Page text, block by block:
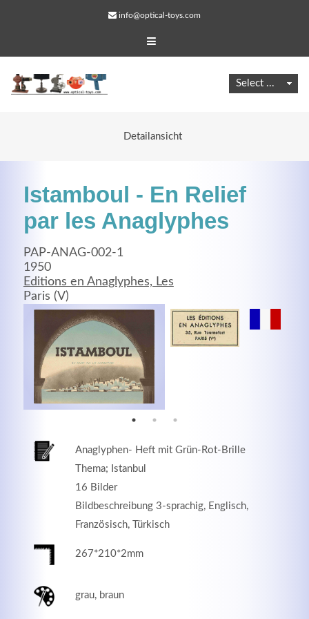
info@optical-toys.com
Detailansicht
Istamboul - En Relief
par les Anaglyphes
PAP-ANAG-002-1
1950
Editions en Anaglyphes, Les
Paris (V)
Anaglyphen- Heft mit Grün-Rot-Brille
Thema; Istanbul
16 Bilder
Bildbeschreibung 3-sprachig, Englisch,
Französisch, Türkisch
267*210*2mm
grau, braun
Web Projects
Lorem ipsum dolor sit amet, consectetuer adipiscing
elit. Aenean commodo ligula eget dolor.
MEHR INFOS
Lorem ipsum dolor sit amet, consectetuer adipiscing